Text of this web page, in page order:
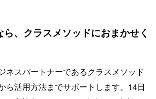
、クラスメソッドにおまかせく
ネスパートナーであるクラスメソッド
ら活用方法までサポートします。14日